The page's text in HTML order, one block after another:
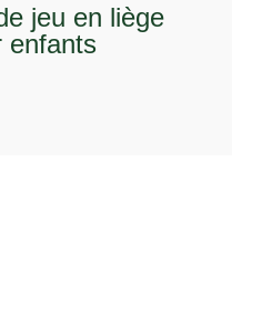
jeu en liège
enfants